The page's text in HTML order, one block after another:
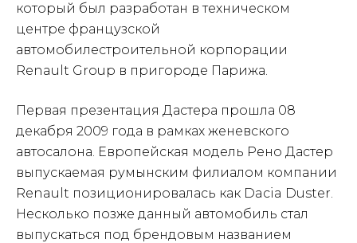
который был разработан в техническом
центре французской
автомобилестроительной корпорации
Renault Group в пригороде Парижа.
Первая презентация Дастера прошла 08
декабря 2009 года в рамках женевского
автосалона. Европейская модель Рено Дастер
выпускаемая румынским филиалом компании
Renault позиционировалась как Dacia Duster.
Несколько позже данный автомобиль стал
выпускаться под брендовым названием